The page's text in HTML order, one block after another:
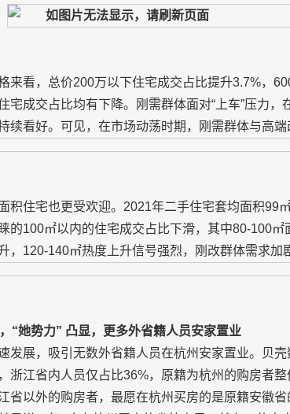
来看，总价200万以下住宅成交占比提升3.7%，
宅成交占比均有下降。刚需群体面对“上车”压力
续看好。可见，在市场动荡时期，刚需群体与高端
积住宅也更受欢迎。2021年二手住宅套均面积99
的100㎡以内的住宅成交占比下滑，其中80-100
，120-140㎡热度上升信号强烈，刚改群体需求加
“她势力” 凸显，更多外省籍人员安家置业
发展，吸引无数外省籍人员在杭州安家置业。贝
浙江省内人员仅占比36%，原籍为杭州的购房者整
省以外的购房者，最愿在杭州买房的是原籍安徽